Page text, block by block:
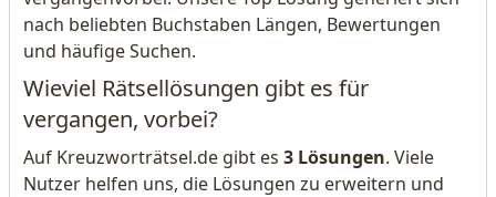
nach beliebten Buchstaben Längen, Bewertungen
und häufige Suchen.
Wieviel Rätsellösungen gibt es für
vergangen, vorbei?
Auf Kreuzworträtsel.de gibt es 3 Lösungen. Viele
Nutzer helfen uns, die Lösungen zu erweitern und